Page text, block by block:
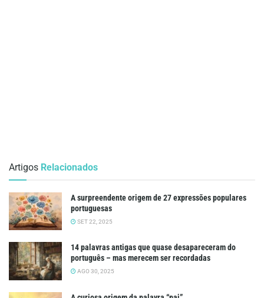
Artigos Relacionados
A surpreendente origem de 27 expressões populares
portuguesas
SET 22, 2025
14 palavras antigas que quase desapareceram do
português – mas merecem ser recordadas
AGO 30, 2025